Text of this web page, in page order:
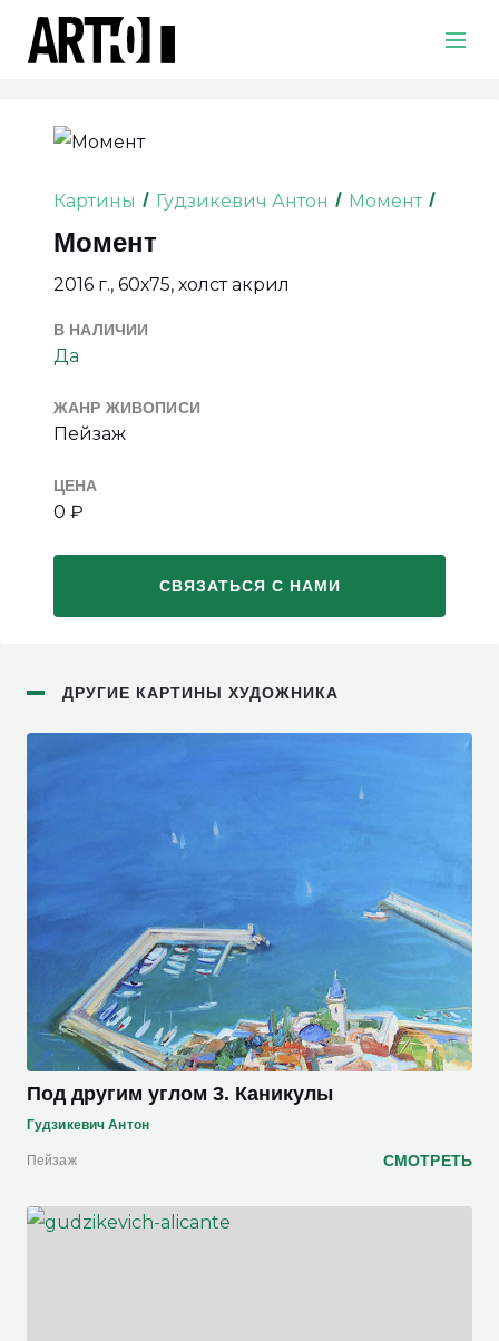
Картины Гудзикевич Антон Момент
Момент
2016 г., 60х75, холст акрил
В НАЛИЧИИ
Да
ЖАНР ЖИВОПИСИ
Пейзаж
ЦЕНА
0 ₽
СВЯЗАТЬСЯ С НАМИ
ДРУГИЕ КАРТИНЫ ХУДОЖНИКА
Под другим углом 3. Каникулы
Гудзикевич Антон
Пейзаж СМОТРЕТЬ